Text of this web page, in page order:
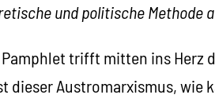
und politische Methode
Pamphlet trifft mitten ins
dieser Austromarxismus, wie